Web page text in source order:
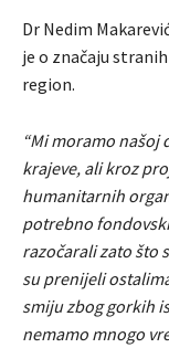
Dr Nedim
je o značaju
region.
“Mi moramo našoj
krajeve, ali kroz
humanitarnih
potrebno
razočarali zato što
su prenijeli
smiju zbog gorkih
nemamo mnogo